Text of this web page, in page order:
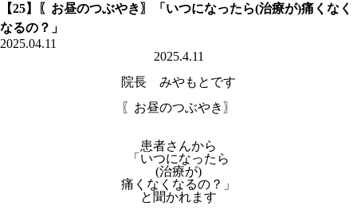
【25】〖お昼のつぶやき〗「いつになったら(治療が)痛くなく
なるの？」
2025.04.11
2025.4.11
院長 みやもとです
〖お昼のつぶやき〗
患者さんから
「いつになったら
(治療が)
痛くなくなるの？」
と聞かれます